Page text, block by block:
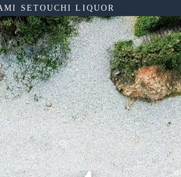
SETOUCHI LIQUOR